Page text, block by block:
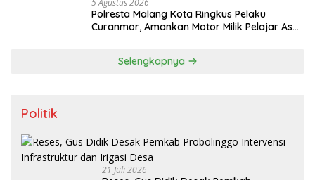
5 Agustus 2026
Polresta Malang Kota Ringkus Pelaku
Curanmor, Amankan Motor Milik Pelajar Asal
Selengkapnya
Politik
21 Juli 2026